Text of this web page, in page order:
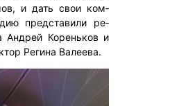
и дать свои ком­
пред­ста­вили ре­
Ан­дрей Ко­рень­ков и
Ре­гина Ва­ле­ева.